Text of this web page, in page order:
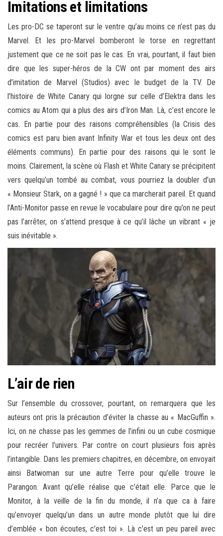
Imitations et limitations
Les pro-DC se taperont sur le ventre qu’au moins ce n’est pas du
Marvel. Et les pro-Marvel bomberont le torse en regrettant
justement que ce ne soit pas le cas. En vrai, pourtant, il faut bien
dire que les super-héros de la CW ont par moment des airs
d’imitation de Marvel (Studios) avec le budget de la TV. De
l’histoire de White Canary qui lorgne sur celle d’Elektra dans les
comics au Atom qui a plus des airs d’Iron Man. Là, c’est encore le
cas. En partie pour des raisons compréhensibles (la Crisis des
comics est paru bien avant Infinity War et tous les deux ont des
éléments communs). En partie pour des raisons qui le sont le
moins. Clairement, la scène où Flash et White Canary se précipitent
vers quelqu’un tombé au combat, vous pourriez la doubler d’un
« Monsieur Stark, on a gagné ! » que ca marcherait pareil. Et quand
l’Anti-Monitor passe en revue le vocabulaire pour dire qu’on ne peut
pas l’arrêter, on s’attend presque à ce qu’il lâche un vibrant « je
suis inévitable ».
L’air de rien
Sur l’ensemble du crossover, pourtant, on remarquera que les
auteurs ont pris la précaution d’éviter la chasse au « MacGuffin ».
Ici, on ne chasse pas les gemmes de l’infini ou un cube cosmique
pour recréer l’univers. Par contre on court plusieurs fois après
l’intangible. Dans les premiers chapitres, en décembre, on envoyait
ainsi Batwoman sur une autre Terre pour qu’elle trouve le
Parangon. Avant qu’elle réalise que c’était elle. Parce que le
Monitor, à la veille de la fin du monde, il n’a que ca à faire
qu’envoyer quelqu’un dans un autre monde plutôt que lui dire
d’emblée « bon écoutes, c’est toi ». Là c’est un peu pareil avec